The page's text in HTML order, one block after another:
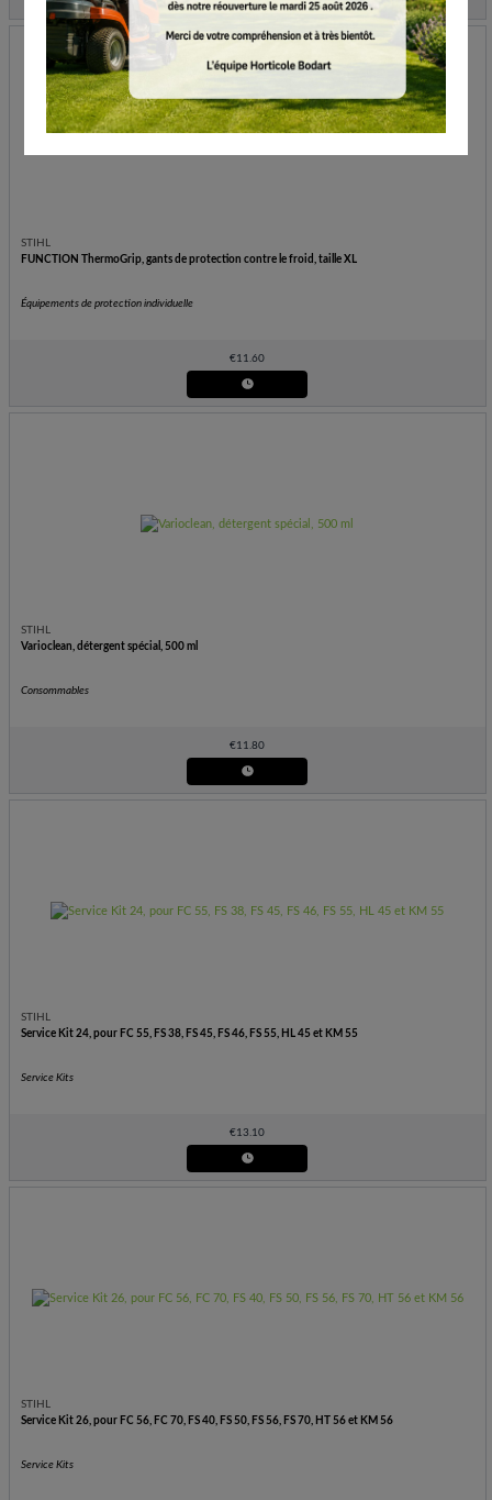
STIHL
FUNCTION ThermoGrip, gants de protection contre le froid, taille XL
Équipements de protection individuelle
€11.60
STIHL
Varioclean, détergent spécial, 500 ml
Consommables
€11.80
STIHL
Service Kit 24, pour FC 55, FS 38, FS 45, FS 46, FS 55, HL 45 et KM 55
Service Kits
€13.10
STIHL
Service Kit 26, pour FC 56, FC 70, FS 40, FS 50, FS 56, FS 70, HT 56 et KM 56
Service Kits